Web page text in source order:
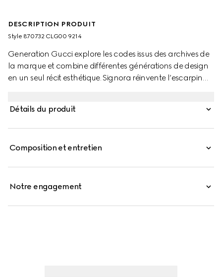
DESCRIPTION PRODUIT
Style ‎870732 CLG00 9214
Generation Gucci explore les codes issus des archives de
la marque et combine différentes générations de design
en un seul récit esthétique. Signora réinvente l’escarpin
ajoutant une touche contemporaine à un glamour
Détails du produit
Composition et entretien
Notre engagement